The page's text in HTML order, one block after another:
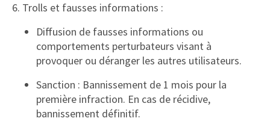
6. Trolls et fausses informations :
Diffusion de fausses informations ou
comportements perturbateurs visant à
provoquer ou déranger les autres utilisateurs.
Sanction : Bannissement de 1 mois pour la
première infraction. En cas de récidive,
bannissement définitif.